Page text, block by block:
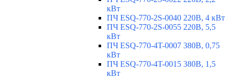
кВт
ПЧ ESQ-770-2S-0040 220В, 4 кВт
ПЧ ESQ-770-2S-0055 220В, 5,5
кВт
ПЧ ESQ-770-4T-0007 380В, 0,75
кВт
ПЧ ESQ-770-4T-0015 380В, 1,5
кВт